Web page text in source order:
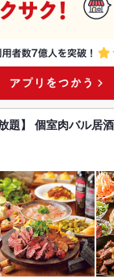
題】 個室肉バル居